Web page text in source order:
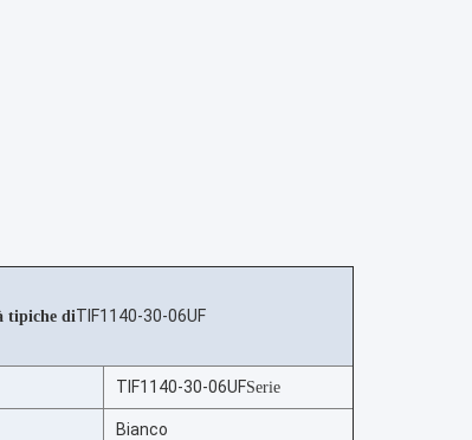
tipiche diTIF1140-30-06UF
TIF1140-30-06UFSerie
Bianco